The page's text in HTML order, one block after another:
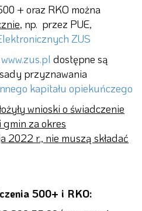
+ oraz RKO można
, np. przez PUE,
ZUS
www.zus.pl dostępne są
przyznawania
kapitału opiekuńczego
wnioski o świadczenie
za okres
2022 r., nie muszą składać
500+ i RKO: